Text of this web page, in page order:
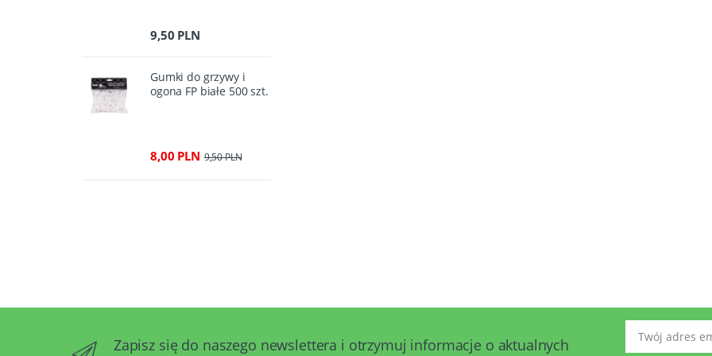
9,50 PLN
Gumki do grzywy i
ogona FP białe 500 szt.
8,00 PLN 9,50 PLN
Zapisz się do naszego newslettera i otrzymuj informacje o aktualnych